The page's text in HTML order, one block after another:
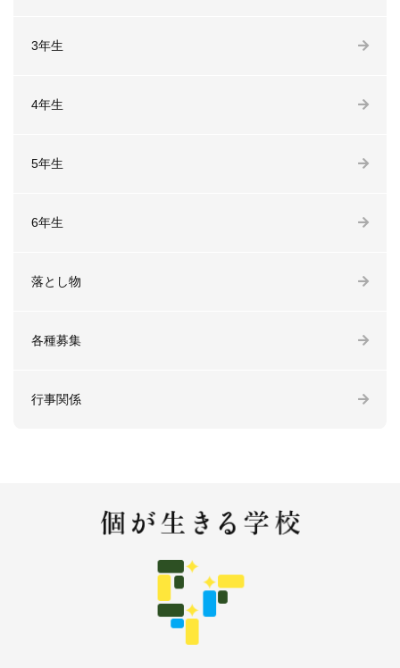
3年生
4年生
5年生
6年生
落とし物
各種募集
行事関係